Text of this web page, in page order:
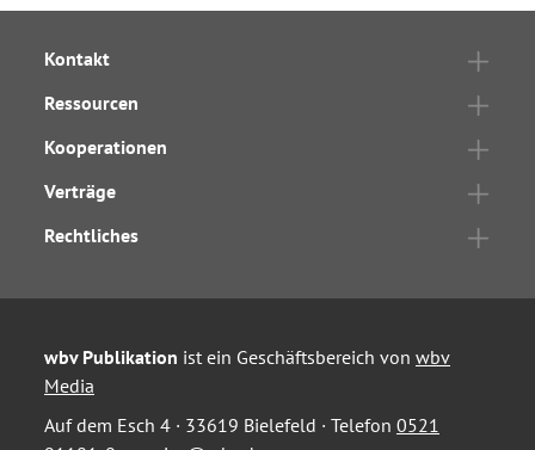
Kontakt
Ressourcen
Kooperationen
Verträge
Rechtliches
wbv Publikation ist ein Geschäftsbereich von wbv
Media
Auf dem Esch 4 · 33619 Bielefeld · Telefon 0521